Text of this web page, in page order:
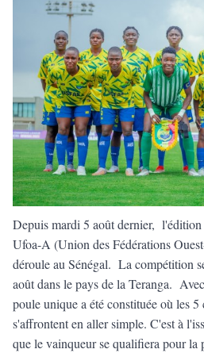
Depuis mardi 5 août dernier,
Ufoa-A (Union des Fédérations
déroule au Sénégal. La compétition
août dans le pays de la Teranga.
poule unique a été constituée où les
s'affrontent en aller simple. C'est à
que le vainqueur se qualifiera pour la